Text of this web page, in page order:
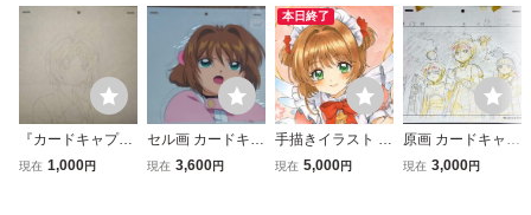
『カードキャプタ
ーさくら』木之本
現在 1,000円
セル画 カードキャ
プターさくら 木
現在 3,600円
本日終了
手描きイラスト
木之本桜 カード
現在 5,000円
原画 カードキャプ
ターさくら CSg0
現在 3,000円